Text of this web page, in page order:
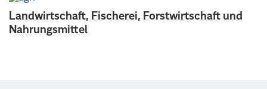
Landwirtschaft, Fischerei, Forstwirtschaft und
Nahrungsmittel